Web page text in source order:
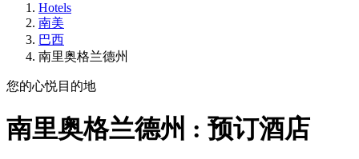
Hotels
南美
巴西
南里奥格兰德州
您的心悦目的地
南里奥格兰德州 : 预订酒店